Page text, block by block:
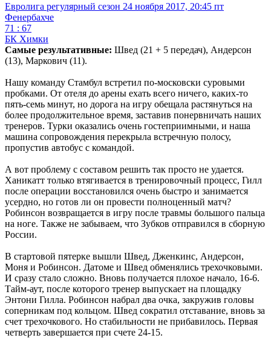
Евролига регулярный сезон 24 ноября 2017, 20:45 пт
Фенербахче
71 : 67
БК Химки
Самые результативные: Швед (21 + 5 передач), Андерсон
(13), Маркович (11).
Нашу команду Стамбул встретил по-московски суровыми
пробками. От отеля до арены ехать всего ничего, каких-то
пять-семь минут, но дорога на игру обещала растянуться на
более продолжительное время, заставив понервничать наших
тренеров. Турки оказались очень гостеприимными, и наша
машина сопровождения перекрыла встречную полосу,
пропустив автобус с командой.
А вот проблему с составом решить так просто не удается.
Ханикатт только втягивается в тренировочный процесс, Гилл
после операции восстановился очень быстро и занимается
усердно, но готов ли он провести полноценный матч?
Робинсон возвращается в игру после травмы большого пальца
на ноге. Также не забываем, что Зубков отправился в сборную
России.
В стартовой пятерке вышли Швед, Дженкинс, Андерсон,
Моня и Робинсон. Датоме и Швед обменялись трехочковыми.
И сразу стало сложно. Вновь получается плохое начало, 16-6.
Тайм-аут, после которого тренер выпускает на площадку
Энтони Гилла. Робинсон набрал два очка, закружив головы
соперникам под кольцом. Швед сократил отставание, вновь за
счет трехочкового. Но стабильности не прибавилось. Первая
четверть завершается при счете 24-15.